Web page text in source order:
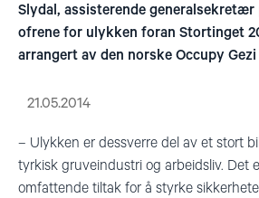
Slydal, assisterende
ofrene for ulykken foran Stortinget
arrangert av den norske Occupy
21.05.2014
– Ulykken er dessverre del av et stort
tyrkisk gruveindustri og arbeidsliv. Det
omfattende tiltak for å styrke